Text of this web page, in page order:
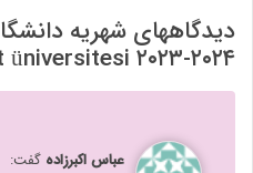
دیدگاههای شهریه
۲۰۲۴-۲۰۲۳ Kent üniversitesi
عباس اکبرزاده گفت: